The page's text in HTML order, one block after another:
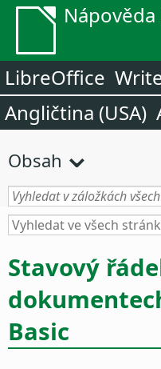
LibreOffice
Angličtina (USA)
Obsah
Stavový
Basic